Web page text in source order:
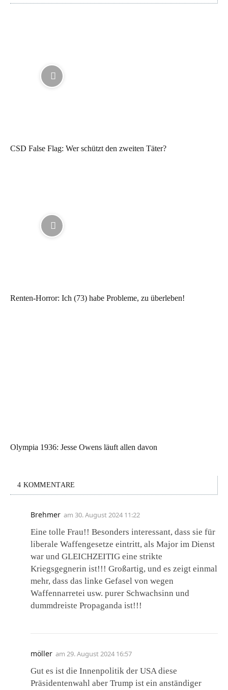
CSD False Flag: Wer schützt den zweiten Täter?
Renten-Horror: Ich (73) habe Probleme, zu überleben!
Olympia 1936: Jesse Owens läuft allen davon
4 KOMMENTARE
Brehmer am 30. August 2024 11:22
Eine tolle Frau!! Besonders interessant, dass sie für
liberale Waffengesetze eintritt, als Major im Dienst
war und GLEICHZEITIG eine strikte
Kriegsgegnerin ist!!! Großartig, und es zeigt einmal
mehr, dass das linke Gefasel von wegen
Waffennarretei usw. purer Schwachsinn und
dummdreiste Propaganda ist!!!
möller am 29. August 2024 16:57
Gut es ist die Innenpolitik der USA diese
Präsidentenwahl aber Trump ist ein anständiger